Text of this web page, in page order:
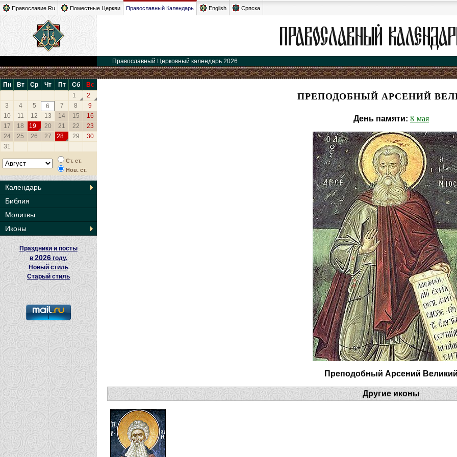
Православие.Ru Поместные Церкви Православный Календарь English Српска
Православный Церковный календарь 2026
Пн Вт Ср Чт Пт Сб
Вс
1
2
3
4 5 6 7 8
9
10
11 12 13 14 15
16
17
18 19 20 21 22
23
24
25 26 27 28 29
30
31
Ст. ст.
Нов. ст.
Календарь
Библия
Молитвы
Иконы
Праздники и посты
в2026 году.
Новый стиль
Старый стиль
ПРЕПОДОБНЫЙ АРСЕНИЙ
День памяти: 8 мая
Преподобный Арсений
Другие иконы